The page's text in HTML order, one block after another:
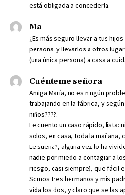
está obligada a concederla.
Ma
¿Es más seguro llevar a tus
personal y llevarlos a otros
(una única persona) a casa a
Cuénteme señora
Amiga María, no es ningún
trabajando en la fábrica, y
niños????.
Le cuento un caso rápido, lista:
solos, en casa, toda la mañana,
Le suena?, alguna vez lo ha
nadie por miedo a contagiar a
riesgo, casi siempre), que fácil
Somos tres hermanos y mis
vida los dos, y claro que se las